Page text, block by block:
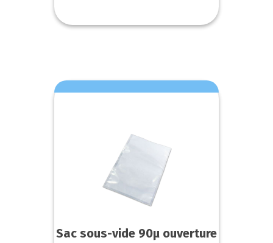
Sac sous-vide 90µ ouverture